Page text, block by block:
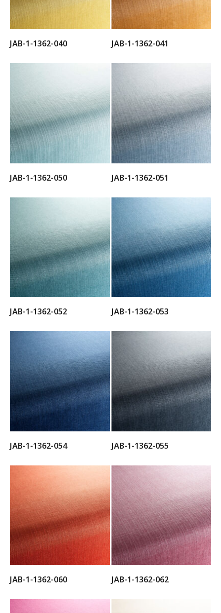
JAB-1-1362-040 JAB-1-1362-041
JAB-1-1362-050 JAB-1-1362-051
JAB-1-1362-052 JAB-1-1362-053
JAB-1-1362-054 JAB-1-1362-055
JAB-1-1362-060 JAB-1-1362-062